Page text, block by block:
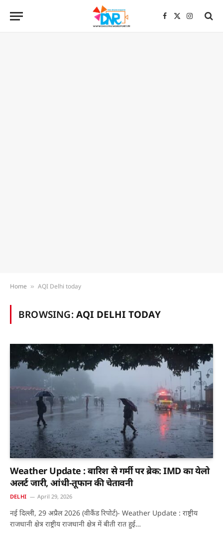
Facebook
X
Home » AQI Delhi today
BROWSING: AQI DELHI TODAY
Weather Update : बारिश से गर्मी पर ब्रेक: IMD का येलो
अलर्ट जारी, आंधी-तूफान की चेतावनी
DELHI April 29, 2026
नई दिल्ली, 29 अप्रैल 2026 (वीकैंड रिपोर्ट)- Weather Update : राष्ट्रीय
राजधानी क्षेत्र राष्ट्रीय राजधानी क्षेत्र में बीती रात हुई…